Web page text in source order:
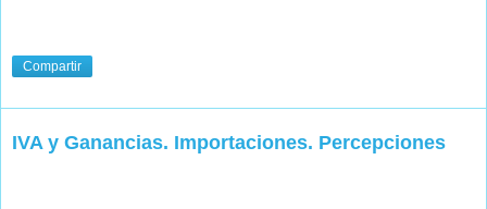
Compartir
IVA y Ganancias. Importaciones. Percepciones